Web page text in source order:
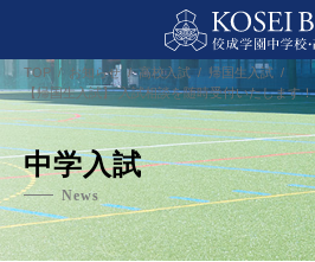
TOP お知らせ 高校入試
帰国生入試
【帰国生入試】 入試相談を随時受付いたします！
中学入試
News